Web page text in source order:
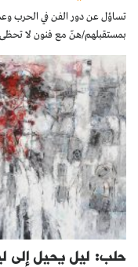
تساؤل عن دور الفن في الحرب
بمستقبلهم/هنّ مع فنون لا تحظى
حلب: ليل يحيل إلى